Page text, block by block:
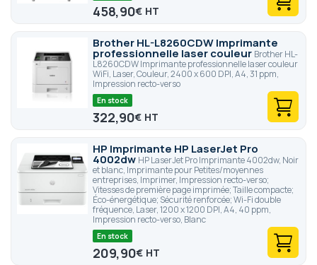
458,90€
Brother HL-L8260CDW Imprimante
professionnelle laser couleur Brother HL-
L8260CDW Imprimante professionnelle laser couleur
WiFi, Laser, Couleur, 2400 x 600 DPI, A4, 31 ppm,
Impression recto-verso
En stock
322,90€
HP Imprimante HP LaserJet Pro
4002dw HP LaserJet Pro Imprimante 4002dw, Noir
et blanc, Imprimante pour Petites/moyennes
entreprises, Imprimer, Impression recto-verso;
Vitesses de première page imprimée; Taille compacte;
Éco-énergétique; Sécurité renforcée; Wi-Fi double
fréquence, Laser, 1200 x 1200 DPI, A4, 40 ppm,
Impression recto-verso, Blanc
En stock
209,90€